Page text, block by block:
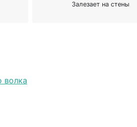
Залезает на стены